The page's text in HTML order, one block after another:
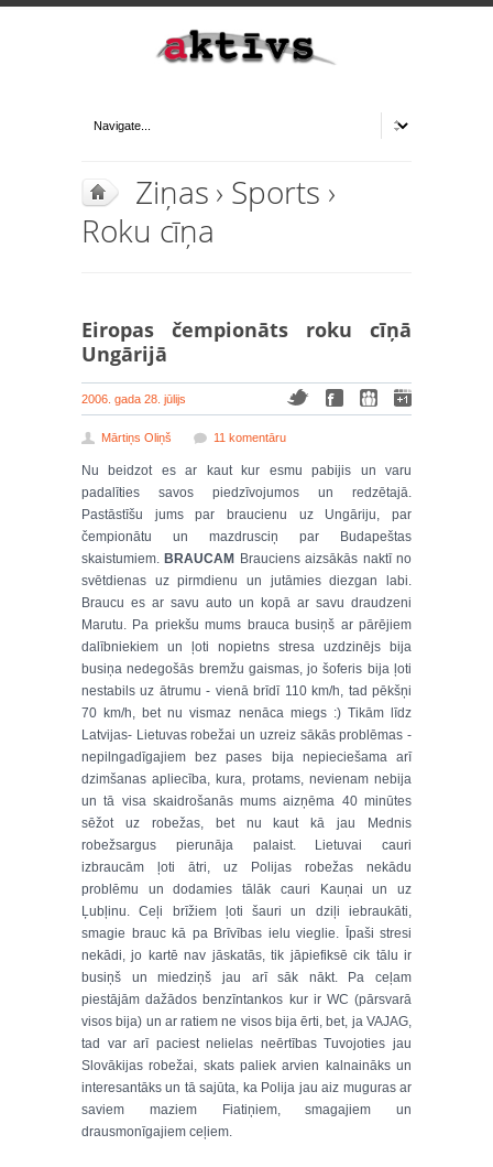
Ziņas › Sports ›
Roku cīņa
Eiropas čempionāts roku cīņā
Ungārijā
2006. gada 28. jūlijs
Mārtiņs Oliņš 11 komentāru
Nu beidzot es ar kaut kur esmu pabijis un varu
padalīties savos piedzīvojumos un redzētajā.
Pastāstīšu jums par braucienu uz Ungāriju, par
čempionātu un mazdrusciņ par Budapeštas
skaistumiem. BRAUCAM
Brauciens aizsākās naktī no
svētdienas uz pirmdienu un jutāmies diezgan labi.
Braucu es ar savu auto un kopā ar savu draudzeni
Marutu. Pa priekšu mums brauca busiņš ar pārējiem
dalībniekiem un ļoti nopietns stresa uzdzinējs bija
busiņa nedegošās bremžu gaismas, jo šoferis bija ļoti
nestabils uz ātrumu - vienā brīdī 110 km/h, tad pēkšņi
70 km/h, bet nu vismaz nenāca miegs :) Tikām līdz
Latvijas- Lietuvas robežai un uzreiz sākās problēmas -
nepilngadīgajiem bez pases bija nepieciešama arī
dzimšanas apliecība, kura, protams, nevienam nebija
un tā visa skaidrošanās mums aizņēma 40 minūtes
sēžot uz robežas, bet nu kaut kā jau Mednis
robežsargus pierunāja palaist. Lietuvai cauri
izbraucām ļoti ātri, uz Polijas robežas nekādu
problēmu un dodamies tālāk cauri Kauņai un uz
Ļubļinu. Ceļi brīžiem ļoti šauri un dziļi iebraukāti,
smagie brauc kā pa Brīvības ielu vieglie. Īpaši stresi
nekādi, jo kartē nav jāskatās, tik jāpiefiksē cik tālu ir
busiņš un miedziņš jau arī sāk nākt. Pa ceļam
piestājām dažādos benzīntankos kur ir WC (pārsvarā
visos bija) un ar ratiem ne visos bija ērti, bet, ja VAJAG,
tad var arī paciest nelielas neērtības Tuvojoties jau
Slovākijas robežai, skats paliek arvien kalnaināks un
interesantāks un tā sajūta, ka Polija jau aiz muguras ar
saviem maziem Fiatiņiem, smagajiem un
drausmonīgajiem ceļiem.